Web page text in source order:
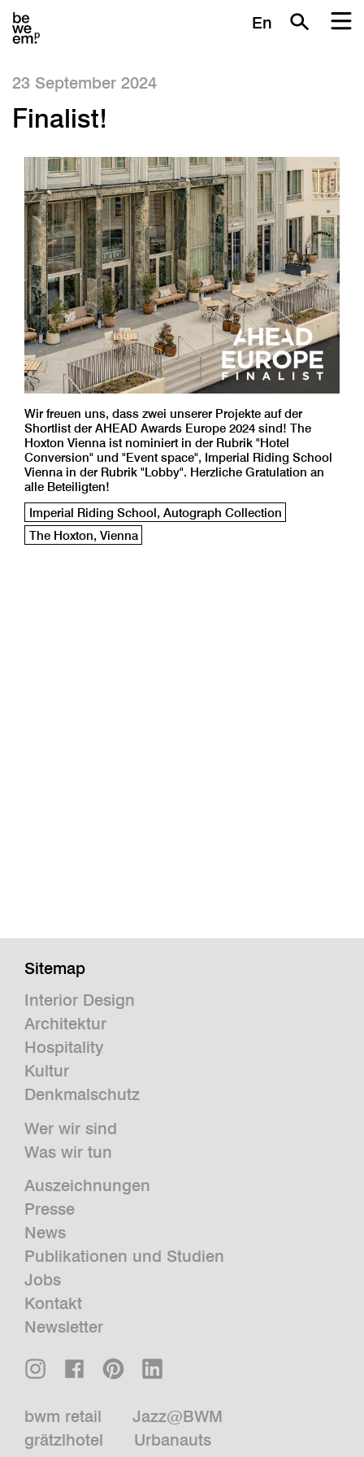
En
23 September 2024
Finalist!
Wir freuen uns, dass zwei unserer Projekte auf der
Shortlist der AHEAD Awards Europe 2024 sind! The
Hoxton Vienna ist nominiert in der Rubrik "Hotel
Conversion" und "Event space", Imperial Riding School
Vienna in der Rubrik "Lobby". Herzliche Gratulation an
alle Beteiligten!
Imperial Riding School, Autograph Collection
The Hoxton, Vienna
Sitemap
Interior Design
Architektur
Hospitality
Kultur
Denkmalschutz
Wer wir sind
Was wir tun
Auszeichnungen
Presse
News
Publikationen und Studien
Jobs
Kontakt
Newsletter
bwm retail
Jazz@BWM
grätzlhotel
Urbanauts